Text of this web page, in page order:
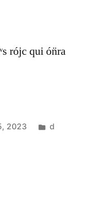
rójc qui ón̈ra
2023 d